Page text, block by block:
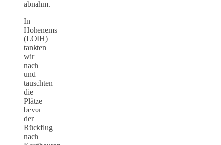
abnahm.
In
Hohenems
(LOIH)
tankten
wir
nach
und
tauschten
die
Plätze
bevor
der
Rückflug
nach